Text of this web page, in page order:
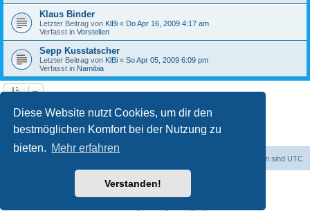
Diese Website nutzt Cookies, um dir den
bestmöglichen Komfort bei der Nutzung zu
bieten. Mehr erfahren
Verstanden!
Klaus Binder
Letzter Beitrag von KlBi « Do Apr 16, 2009 4:17 am
Verfasst in Vorstellen
Sepp Kusstatscher
Letzter Beitrag von KlBi « So Apr 05, 2009 6:09 pm
Verfasst in Namibia
Die Suche ergab 103 Treffer 1 2 3
Alle Zeiten sind UTC
Powered byphpBB® Forum Software © phpBB Limited
phpBB.de